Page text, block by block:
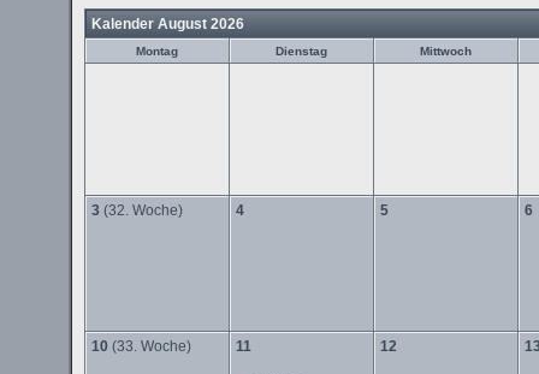
Kalender August 2026
Montag Dienstag Mittwoch
3 (32. Woche) 4 5 6
10 (33. Woche) 11 12